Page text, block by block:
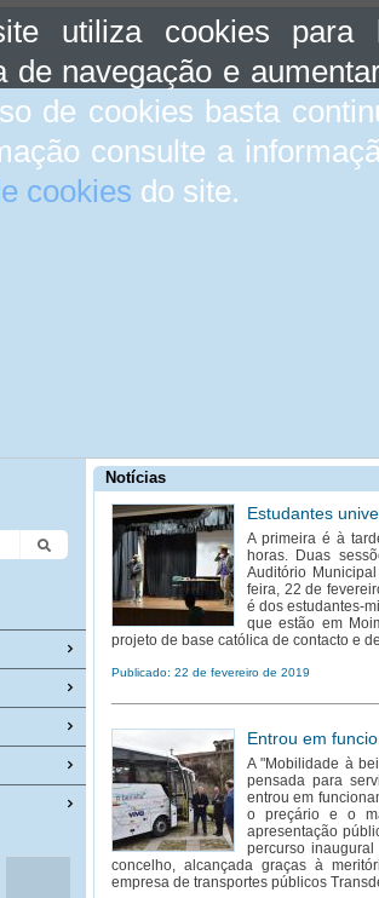
utiliza cookies para
de navegação e
de cookies basta
consulte a
cookies do site.
Notícias
Estudantes
A primeira é à
horas. Duas
Auditório
feira, 22 de
é dos estudantes-
que estão em
projeto de base católica de contacto e
Publicado: 22 de fevereiro de 2019
Entrou em
A "Mobilidade à
pensada para
entrou em
o preçário e o
apresentação
percurso
concelho, alcançada graças à
empresa de transportes públicos